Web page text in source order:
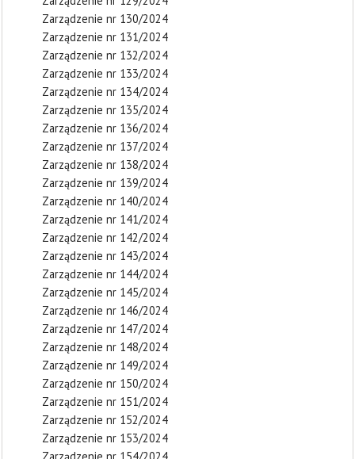
Zarządzenie nr 130/2024
Zarządzenie nr 131/2024
Zarządzenie nr 132/2024
Zarządzenie nr 133/2024
Zarządzenie nr 134/2024
Zarządzenie nr 135/2024
Zarządzenie nr 136/2024
Zarządzenie nr 137/2024
Zarządzenie nr 138/2024
Zarządzenie nr 139/2024
Zarządzenie nr 140/2024
Zarządzenie nr 141/2024
Zarządzenie nr 142/2024
Zarządzenie nr 143/2024
Zarządzenie nr 144/2024
Zarządzenie nr 145/2024
Zarządzenie nr 146/2024
Zarządzenie nr 147/2024
Zarządzenie nr 148/2024
Zarządzenie nr 149/2024
Zarządzenie nr 150/2024
Zarządzenie nr 151/2024
Zarządzenie nr 152/2024
Zarządzenie nr 153/2024